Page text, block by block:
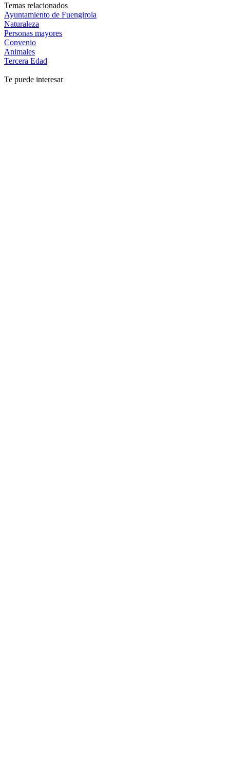
Temas relacionados
Ayuntamiento de Fuengirola
Naturaleza
Personas mayores
Convenio
Animales
Tercera Edad
Te puede interesar